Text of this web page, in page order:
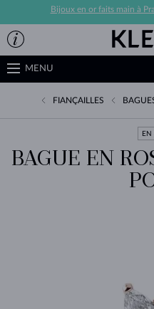
Bijoux en or faits main à
MENU
FIANÇAILLES
EN
BAGUE EN